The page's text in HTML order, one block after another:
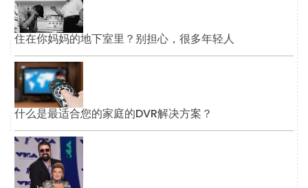
住在你妈妈的地下室里？别担心，很多年轻人
什么是最适合您的家庭的DVR解决方案？